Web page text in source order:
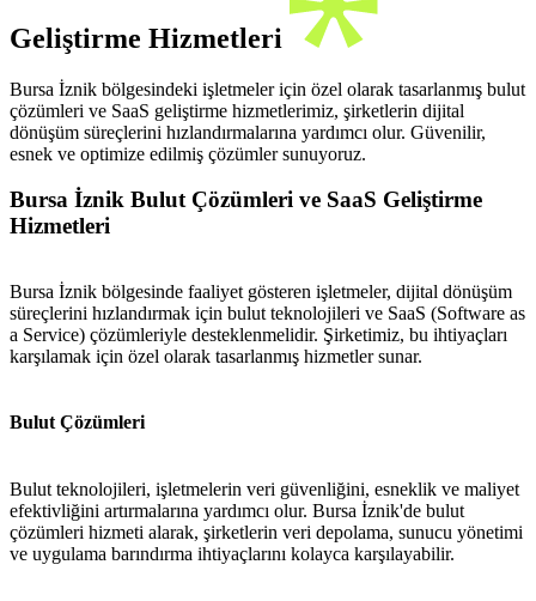
Geliştirme Hizmetleri
Bursa İznik bölgesindeki işletmeler için özel olarak tasarlanmış bulut
çözümleri ve SaaS geliştirme hizmetlerimiz, şirketlerin dijital
dönüşüm süreçlerini hızlandırmalarına yardımcı olur. Güvenilir,
esnek ve optimize edilmiş çözümler sunuyoruz.
Bursa İznik Bulut Çözümleri ve SaaS Geliştirme
Hizmetleri
Bursa İznik bölgesinde faaliyet gösteren işletmeler, dijital dönüşüm
süreçlerini hızlandırmak için bulut teknolojileri ve SaaS (Software as
a Service) çözümleriyle desteklenmelidir. Şirketimiz, bu ihtiyaçları
karşılamak için özel olarak tasarlanmış hizmetler sunar.
Bulut Çözümleri
Bulut teknolojileri, işletmelerin veri güvenliğini, esneklik ve maliyet
efektivliğini artırmalarına yardımcı olur. Bursa İznik'de bulut
çözümleri hizmeti alarak, şirketlerin veri depolama, sunucu yönetimi
ve uygulama barındırma ihtiyaçlarını kolayca karşılayabilir.